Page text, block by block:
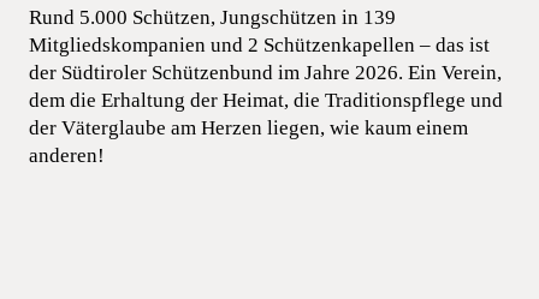
Rund 5.000 Schützen, Jungschützen in 139
Mitgliedskompanien und 2 Schützenkapellen – das ist
der Südtiroler Schützenbund im Jahre 2026. Ein Verein,
dem die Erhaltung der Heimat, die Traditionspflege und
der Väterglaube am Herzen liegen, wie kaum einem
anderen!